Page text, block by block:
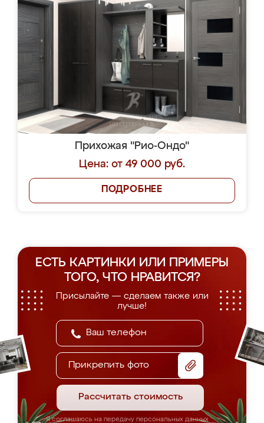
Прихожая "Рио-Ондо"
Цена: от 49 000 руб.
ПОДРОБНЕЕ
ЕСТЬ КАРТИНКИ ИЛИ ПРИМЕРЫ
ТОГО, ЧТО НРАВИТСЯ?
Присылайте — сделаем также или
лучше!
Прикрепить фото
Рассчитать стоимость
Я соглашаюсь на передачу персональных данных